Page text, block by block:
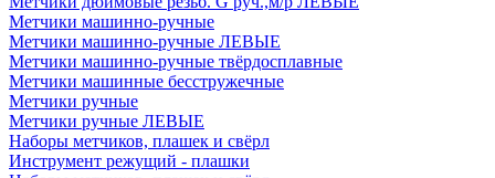
Метчики машинно-ручные
Метчики машинно-ручные ЛЕВЫЕ
Метчики машинно-ручные твёрдосплавные
Метчики машинные бесстружечные
Метчики ручные
Метчики ручные ЛЕВЫЕ
Наборы метчиков, плашек и свёрл
Инструмент режущий - плашки